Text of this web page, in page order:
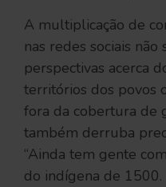
A multiplicação de
nas redes sociais
perspectivas acerca
territórios dos povos
fora da cobertura de
também derruba
“Ainda tem gente
do indígena de